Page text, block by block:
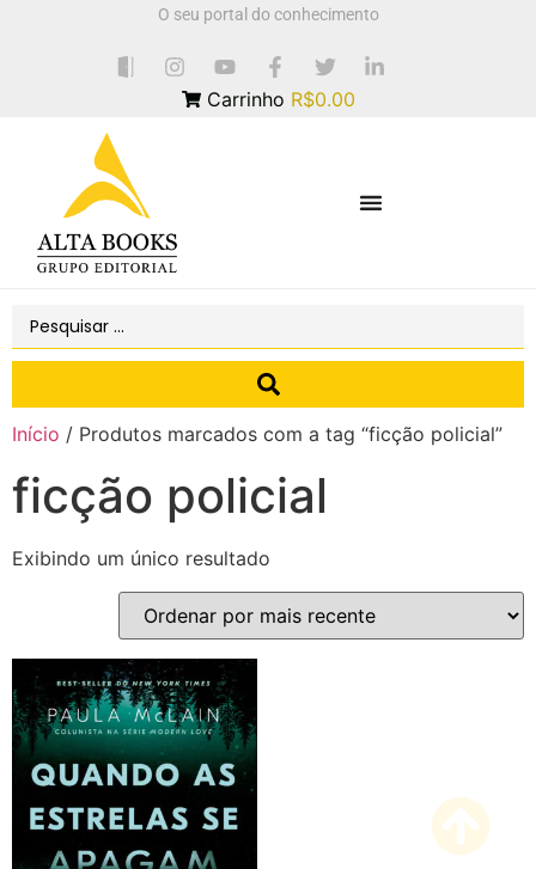
O seu portal do conhecimento
Carrinho R$0.00
Início / Produtos marcados com a tag “ficção policial”
ficção policial
Exibindo um único resultado